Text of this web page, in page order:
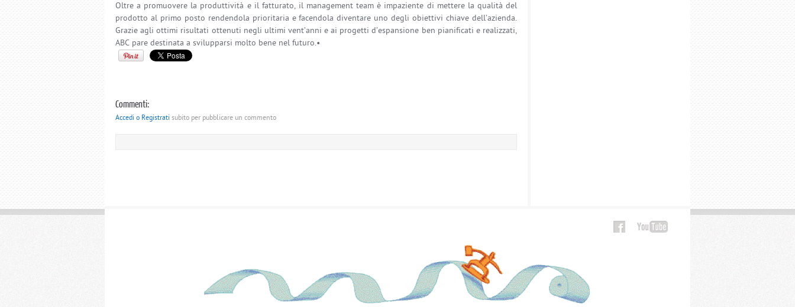
Oltre a promuovere la produttività e il fatturato, il management team è impaziente di mettere la qualità del
prodotto al primo posto rendendola prioritaria e facendola diventare uno degli obiettivi chiave dell’azienda.
Grazie agli ottimi risultati ottenuti negli ultimi vent’anni e ai progetti d’espansione ben pianificati e realizzati,
ABC pare destinata a svilupparsi molto bene nel futuro.•
Commenti:
Accedi o Registratisubito per pubblicare un commento